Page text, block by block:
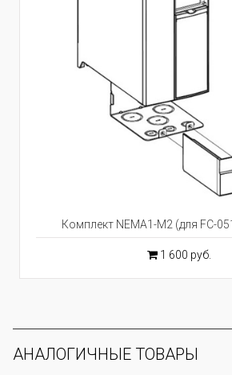
Комплект NEMA1-M2 (для FC-
1 600 руб.
АНАЛОГИЧНЫЕ ТОВАРЫ